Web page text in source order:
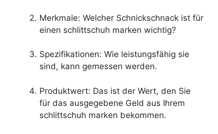
Merkmale: Welcher Schnickschnack ist für
einen schlittschuh marken wichtig?
Spezifikationen: Wie leistungsfähig sie
sind, kann gemessen werden.
Produktwert: Das ist der Wert, den Sie
für das ausgegebene Geld aus Ihrem
schlittschuh marken bekommen.